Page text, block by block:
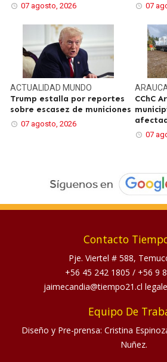
07 agosto, 2026 07
ACTUALIDADMUNDO
Trump estalla por reportes
sobre escasez de municiones
07 agosto, 2026
CChC
07
Contacto
Pje. Viertel # 588,
+56 45 242 1805 / +56 9
jaimecandia@tiempo21.cl
Equipo De
Diseño y Pre-prensa: Cristina
Nuñez.